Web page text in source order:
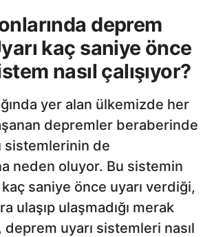
deprem
kaç saniye önce
nasıl çalışıyor?
yer alan ülkemizde her
depremler beraberinde
sistemlerinin de
neden oluyor. Bu sistemin
saniye önce uyarı verdiği,
ulaşıp ulaşmadığı merak
uyarı sistemleri nasıl